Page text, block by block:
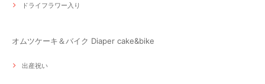
ドライフラワー入り
オムツケーキ＆バイク Diaper cake&bike
出産祝い